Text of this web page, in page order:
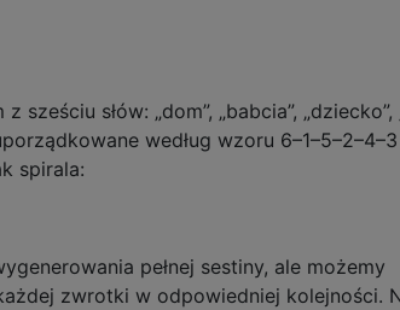
słów: „dom”, „babcia”, „dziecko”,
według wzoru
spirala:
pełnej sestiny, ale możemy
zwrotki w odpowiedniej kolejności.